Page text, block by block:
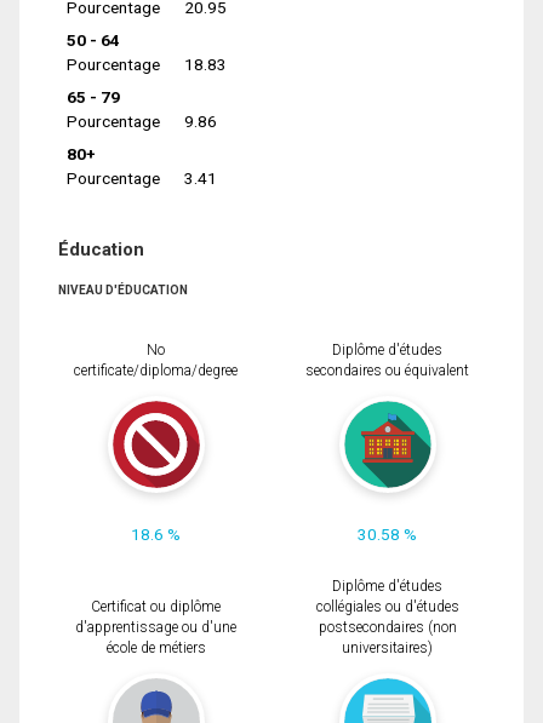
Pourcentage
20.95
50 - 64
Pourcentage
18.83
65 - 79
Pourcentage
9.86
80+
Pourcentage
3.41
Éducation
NIVEAU D'ÉDUCATION
No
certificate/diploma/degree
18.6 %
Diplôme d'études
secondaires ou équivalent
30.58 %
Certificat ou diplôme
d'apprentissage ou d'une
école de métiers
Diplôme d'études
collégiales ou d'études
postsecondaires (non
universitaires)